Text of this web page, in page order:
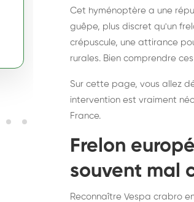
Destruction de nid
frelons asiatiques :
intervention
France
Cet hyménoptère a une
guêpe, plus discret qu'un
crépuscule, une attirance
rurales. Bien comprendre
Sur cette page, vous allez
intervention est vraiment
France.
Frelon
souvent mal
Reconnaître Vespa crabro